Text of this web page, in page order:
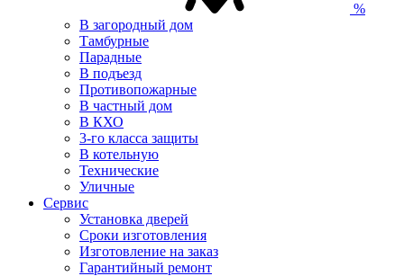
%
В загородный дом
Тамбурные
Парадные
В подъезд
Противопожарные
В частный дом
В КХО
3-го класса защиты
В котельную
Технические
Уличные
Сервис
Установка дверей
Сроки изготовления
Изготовление на заказ
Гарантийный ремонт